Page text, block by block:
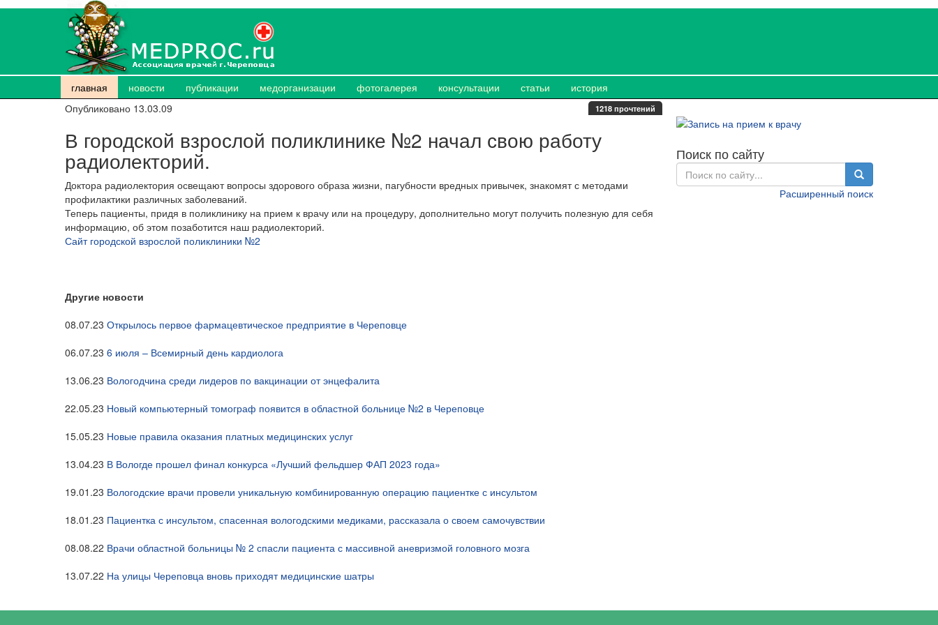
главная новости публикации медорганизации фотогалерея консультации статьи
история
Опубликовано 13.03.09
1218 прочтений
В городской взрослой поликлинике №2 начал свою работу
радиолекторий.
Доктора радиолектория освещают вопросы здорового образа жизни, пагубности вредных привычек, знакомят с методами
профилактики различных заболеваний.
Теперь пациенты, придя в поликлинику на прием к врачу или на процедуру, дополнительно могут получить полезную для себя
информацию, об этом позаботится наш радиолекторий.
Сайт городской взрослой поликлиники №2
Другие новости
08.07.23 Открылось первое фармацевтическое предприятие в Череповце
06.07.23 6 июля – Всемирный день кардиолога
13.06.23 Вологодчина среди лидеров по вакцинации от энцефалита
22.05.23 Новый компьютерный томограф появится в областной больнице №2 в Череповце
15.05.23 Новые правила оказания платных медицинских услуг
13.04.23 В Вологде прошел финал конкурса «Лучший фельдшер ФАП 2023 года»
19.01.23 Вологодские врачи провели уникальную комбинированную операцию пациентке с инсультом
18.01.23 Пациентка с инсультом, спасенная вологодскими медиками, рассказала о своем самочувствии
08.08.22 Врачи областной больницы № 2 спасли пациента с массивной аневризмой головного мозга
13.07.22 На улицы Череповца вновь приходят медицинские шатры
Поиск по сайту
Расширенный поиск